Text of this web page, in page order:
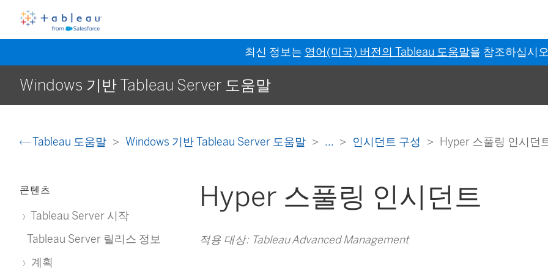
최신 정보는 영어(미국) 버전의 Tableau 도움말을 참조하십시
Windows 기반 Tableau Server 도움말
Tableau 도움말 Windows 기반 Tableau Server 도움말 ... 인시던트 구성 Hyper 스풀링 인시던
콘텐츠
Tableau Server 시작
Tableau Server 릴리스 정보
계획
Hyper 스풀링 인시던트
적용 대상: Tableau Advanced Management